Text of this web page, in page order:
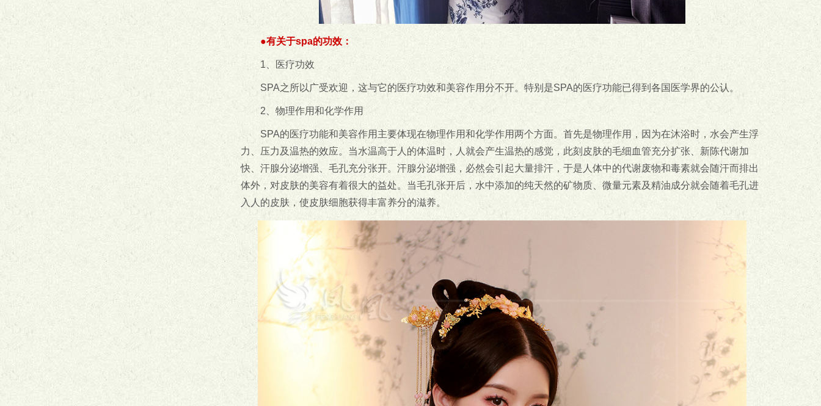
●有关于spa的功效：
1、医疗功效
SPA之所以广受欢迎，这与它的医疗功效和美容作用分不开。特别是SPA的医疗功能已得到各国医学界的公认。
2、物理作用和化学作用
SPA的医疗功能和美容作用主要体现在物理作用和化学作用两个方面。首先是物理作用，因为在沐浴时，水会产生浮
力、压力及温热的效应。当水温高于人的体温时，人就会产生温热的感觉，此刻皮肤的毛细血管充分扩张、新陈代谢加
快、汗腺分泌增强、毛孔充分张开。汗腺分泌增强，必然会引起大量排汗，于是人体中的代谢废物和毒素就会随汗而排出
体外，对皮肤的美容有着很大的益处。当毛孔张开后，水中添加的纯天然的矿物质、微量元素及精油成分就会随着毛孔进
入人的皮肤，使皮肤细胞获得丰富养分的滋养。